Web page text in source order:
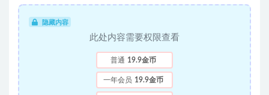
隐藏内容
此处内容需要权限查看
普通 19.9金币
一年会员 19.9金币